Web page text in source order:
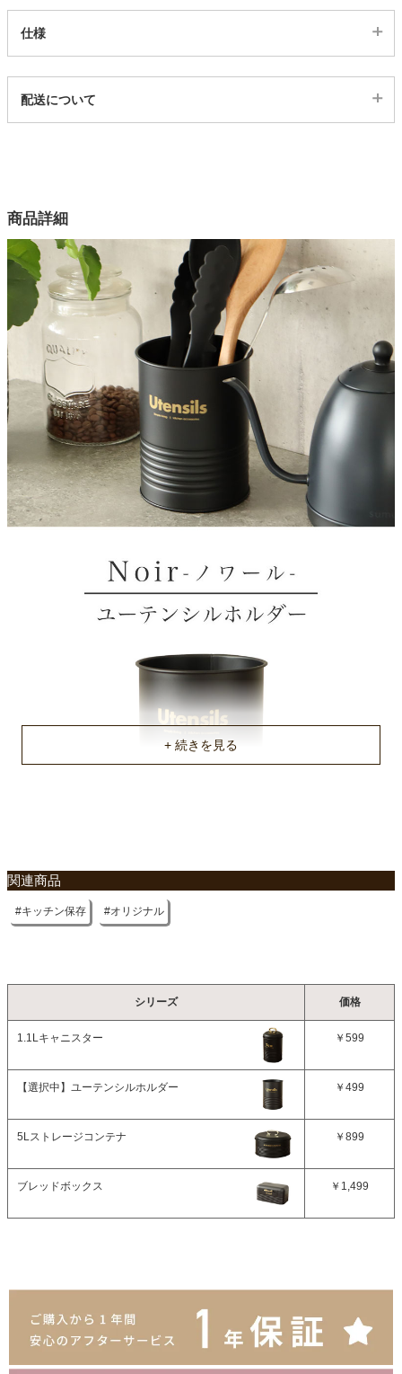
生活用品
インテリア雑貨
ガーデン
タワー
仕様
21300003
1色
素材
スチール
塗装
エポキシ樹脂塗装
原産国
配送について
商品詳細
関連商品
キッチン保存 オリジナル
シリーズ 価格
1.1Lキャニスター ￥599
【選択中】 ユーテンシルホルダー ￥499
5Lストレージコンテナ ￥899
ブレッドボックス ￥1,499